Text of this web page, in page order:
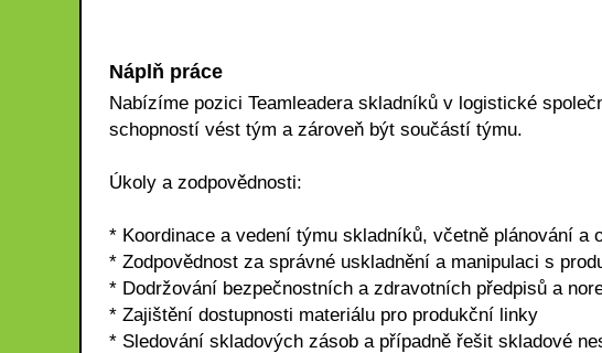
Náplň práce
Nabízíme pozici Teamleadera skladníků v logistické
schopností vést tým a zároveň být součástí týmu.
Úkoly a zodpovědnosti:
* Koordinace a vedení týmu skladníků, včetně plánování a
* Zodpovědnost za správné uskladnění a manipulaci s
* Dodržování bezpečnostních a zdravotních předpisů a
* Zajištění dostupnosti materiálu pro produkční linky
* Sledování skladových zásob a případně řešit skladové